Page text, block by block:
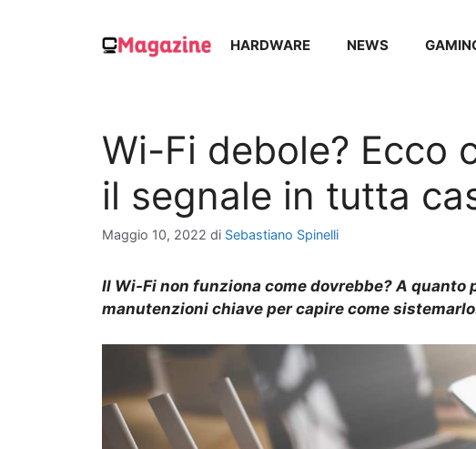
HARDWARE NEWS
Wi-Fi debole? Ecco
il segnale in tutta
Maggio 10, 2022 di Sebastiano Spinelli
Il Wi-Fi non funziona come dovrebbe? A quanto
manutenzioni chiave per capire come